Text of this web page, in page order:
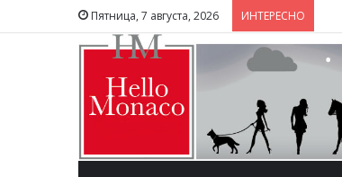
Пятница, 7 августа, 2026 ИНТЕРЕСНО